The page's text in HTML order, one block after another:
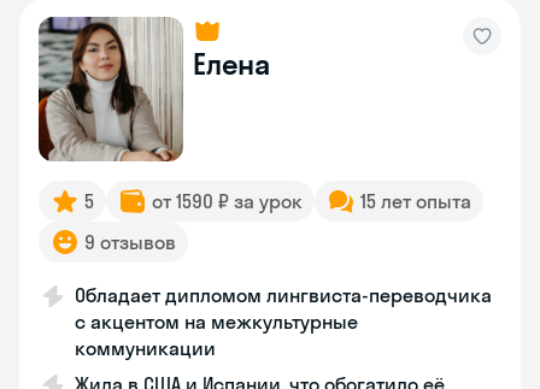
Елена
5 от 1590 ₽ за урок
15 лет опыта
9 отзывов
Обладает дипломом лингвиста-переводчика
с акцентом на межкультурные
коммуникации
Жила в США и Испании, что обогатило её